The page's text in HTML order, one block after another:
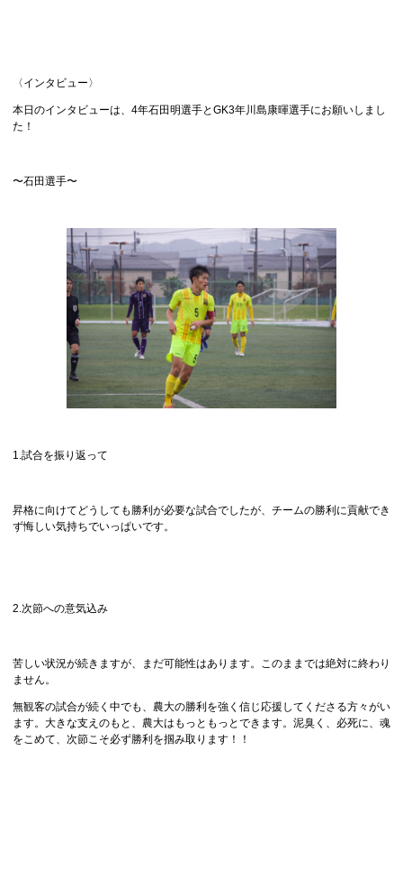
〈インタビュー〉
本日のインタビューは、4年石田明選手とGK3年川島康暉選手にお願いしまし
た！
〜石田選手〜
1.試合を振り返って
昇格に向けてどうしても勝利が必要な試合でしたが、チームの勝利に貢献でき
ず悔しい気持ちでいっぱいです。
2.次節への意気込み
苦しい状況が続きますが、まだ可能性はあります。このままでは絶対に終わり
ません。
無観客の試合が続く中でも、農大の勝利を強く信じ応援してくださる方々がい
ます。大きな支えのもと、農大はもっともっとできます。泥臭く、必死に、魂
をこめて、次節こそ必ず勝利を掴み取ります！！